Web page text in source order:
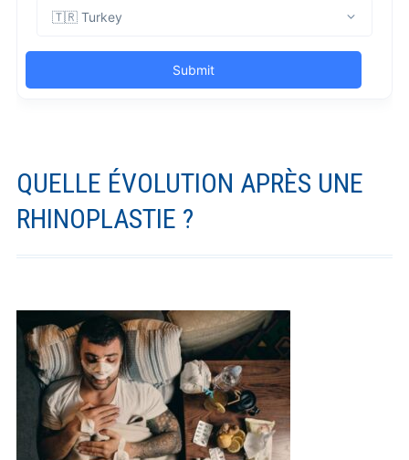
QUELLE ÉVOLUTION APRÈS UNE
RHINOPLASTIE ?